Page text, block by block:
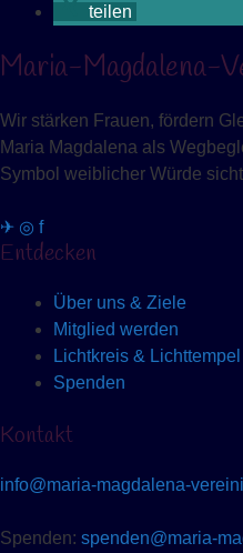
teilen
Maria-Magdalena-
Wir stärken Frauen, fördern
Maria Magdalena als
Symbol weiblicher Würde
✈ ◎ f
Entdecken
Über uns & Ziele
Mitglied werden
Lichtkreis & Lichttempel
Spenden
Kontakt
info@maria-magdalena-
Spenden: spenden@maria-